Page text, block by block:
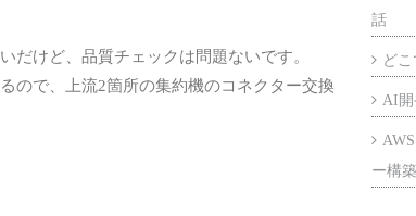
だけど、品質チェックは問題ないです。
ので、上流2箇所の集約機のコネクター交換
話
ど
AI開
ー構